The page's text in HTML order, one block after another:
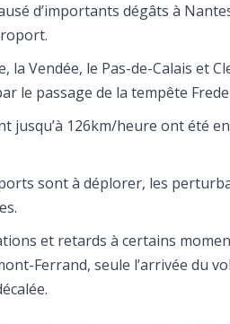
d’importants dégâts à
la Vendée, le Pas-de-Calais et
le passage de la tempête
jusqu’à 126km/heure ont été
sont à déplorer, les
et retards à certains
Ferrand, seule l’arrivée du